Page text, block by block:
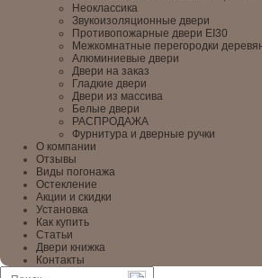
Неоклассика
Звукоизоляционные двери
Противопожарные двери EI30
Межкомнатные перегородки
Алюминиевые двери
Двери на заказ
Гладкие двери
Двери из массива
Белые двери
РАСПРОДАЖА
Фурнитура и дверные ручки
О компании
Отзывы
Виды погонажа
Остекление
Акции и скидки
Установка
Как купить
Статьи
Двери книжка
Контакты